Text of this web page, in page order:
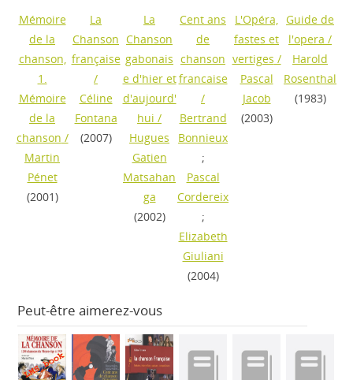
Mémoire
de la
chanson,
1.
Mémoire
de la
chanson /
Martin
Pénet
(2001)
La
Chanson
française
/
Céline
Fontana
(2007)
La
Chanson
gabonais
e d'hier et
d'aujourd'
hui /
Hugues
Gatien
Matsahan
ga
(2002)
Cent ans
de
chanson
francaise
/
Bertrand
Bonnieux
;
Pascal
Cordereix
;
Elizabeth
Giuliani
(2004)
L'Opéra,
fastes et
vertiges /
Pascal
Jacob
(2003)
Guide de
l'opera /
Harold
Rosenthal
(1983)
Peut-être aimerez-vous